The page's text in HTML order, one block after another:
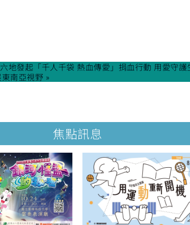
地發起「千人千袋 熱血傳愛」捐血行動 用愛守
南亞視野 »
焦點訊息